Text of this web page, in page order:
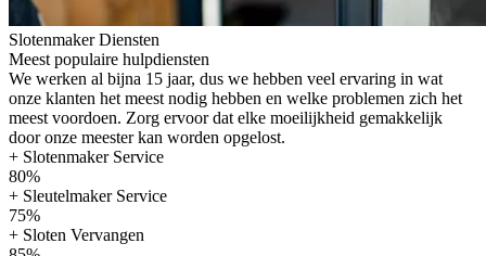
Slotenmaker Diensten
Meest populaire hulpdiensten
We werken al bijna 15 jaar, dus we hebben veel ervaring in wat
onze klanten het meest nodig hebben en welke problemen zich het
meest voordoen. Zorg ervoor dat elke moeilijkheid gemakkelijk
door onze meester kan worden opgelost.
+ Slotenmaker Service
80%
+ Sleutelmaker Service
75%
+ Sloten Vervangen